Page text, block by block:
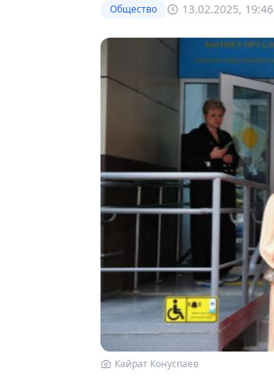
Общество 13.02.2025, 19:46
Кайрат Конуспаев